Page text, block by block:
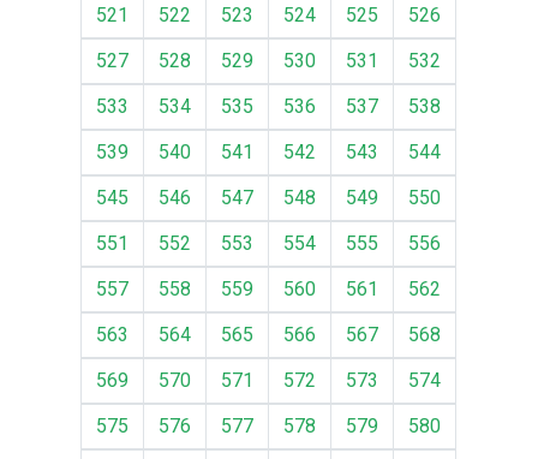
521
522 523 524 525
526
527
528 529 530 531
532
533
534 535 536 537
538
539
540 541 542 543
544
545
546 547 548 549
550
551
552 553 554 555
556
557
558 559 560 561
562
563
564 565 566 567
568
569
570 571 572 573
574
575
576 577 578 579
580